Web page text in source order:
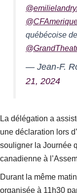
québécoise
— Jean-F.
21, 2024
La délégation a
une déclaration lors
souligner la Journée
canadienne à
Durant la même
organisée à 11h30